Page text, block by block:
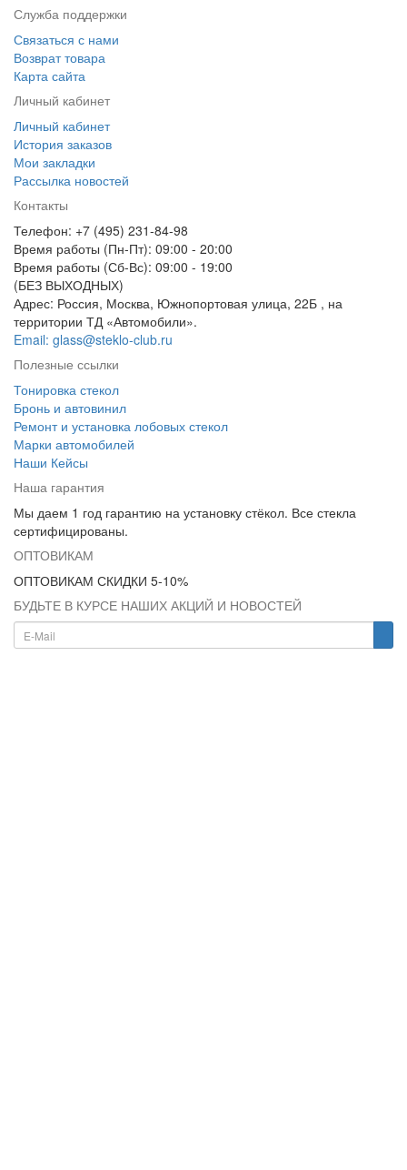
Служба поддержки
Связаться с нами
Возврат товара
Карта сайта
Личный кабинет
Личный кабинет
История заказов
Мои закладки
Рассылка новостей
Контакты
Телефон: +7 (495) 231-84-98
Время работы (Пн-Пт): 09:00 - 20:00
Время работы (Сб-Вс): 09:00 - 19:00
(БЕЗ ВЫХОДНЫХ)
Адрес: Россия, Москва, Южнопортовая улица, 22Б , на
территории ТД «Автомобили».
Email: glass@steklo-club.ru
Полезные ссылки
Тонировка стекол
Бронь и автовинил
Ремонт и установка лобовых стекол
Марки автомобилей
Наши Кейсы
Наша гарантия
Мы даем 1 год гарантию на установку стёкол. Все стекла
сертифицированы.
ОПТОВИКАМ
ОПТОВИКАМ СКИДКИ 5-10%
БУДЬТЕ В КУРСЕ НАШИХ АКЦИЙ И НОВОСТЕЙ